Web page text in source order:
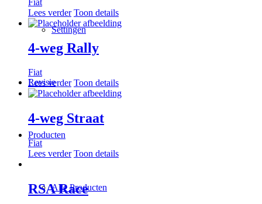
Settingen
Revisie
Producten
Alle Producten
Lees verder Toon details
4-weg Rally
Fiat
Lees verder Toon details
4-weg Straat
Fiat
Lees verder Toon details
RSA Race